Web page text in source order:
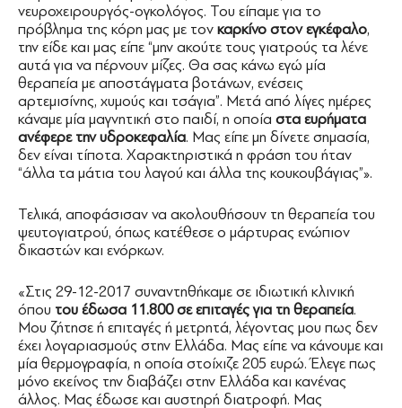
νευροχειρουργός-ογκολόγος. Του είπαμε για το
πρόβλημα της κόρη μας με τον καρκίνο στον εγκέφαλο,
την είδε και μας είπε “μην ακούτε τους γιατρούς τα λένε
αυτά για να πέρνουν μίζες. Θα σας κάνω εγώ μία
θεραπεία με αποστάγματα βοτάνων, ενέσεις
αρτεμισίνης, χυμούς και τσάγια”. Μετά από λίγες ημέρες
κάναμε μία μαγνητική στο παιδί, η οποία στα ευρήματα
ανέφερε την υδροκεφαλία. Μας είπε μη δίνετε σημασία,
δεν είναι τίποτα. Χαρακτηριστικά η φράση του ήταν
“άλλα τα μάτια του λαγού και άλλα της κουκουβάγιας”».
Τελικά, αποφάσισαν να ακολουθήσουν τη θεραπεία του
ψευτογιατρού, όπως κατέθεσε ο μάρτυρας ενώπιον
δικαστών και ενόρκων.
«Στις 29-12-2017 συναντηθήκαμε σε ιδιωτική κλινική
όπου του έδωσα 11.800 σε επιταγές για τη θεραπεία.
Μου ζήτησε ή επιταγές ή μετρητά, λέγοντας μου πως δεν
έχει λογαριασμούς στην Ελλάδα. Μας είπε να κάνουμε και
μία θερμογραφία, η οποία στοίχιζε 205 ευρώ. Έλεγε πως
μόνο εκείνος την διαβάζει στην Ελλάδα και κανένας
άλλος. Μας έδωσε και αυστηρή διατροφή. Μας